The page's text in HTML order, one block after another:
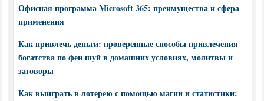
Офисная программа Microsoft 365: преимущества и сфера
применения
Как привлечь деньги: проверенные способы привлечения
богатства по фен шуй в домашних условиях, молитвы и
заговоры
Как выиграть в лотерею с помощью магии и статистики: